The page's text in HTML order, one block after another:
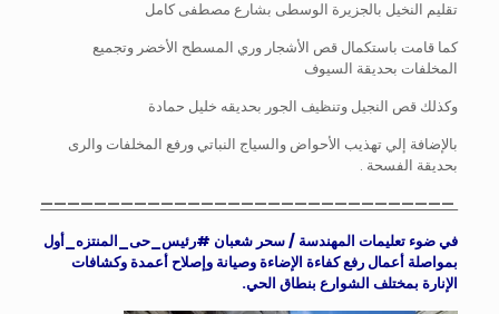
تقليم النخيل بالجزيرة الوسطى بشارع مصطفى كامل
كما قامت باستكمال قص الأشجار وري المسطح الأخضر وتجميع
المخلفات بحديقة السيوف
وكذلك قص النجيل وتنظيف الجور بحديقه خليل حمادة
بالإضافة إلي تهذيب الأحواض والسياج النباتي ورفع المخلفات والرى
بحديقة الفسحة .
———————————————————————————————
في ضوء تعليمات المهندسة / سحر شعبان #رئيس_حى_المنتزه_أول
بمواصلة أعمال رفع كفاءة الإضاءة وصيانة وإصلاح أعمدة وكشافات
الإنارة بمختلف الشوارع بنطاق الحي.